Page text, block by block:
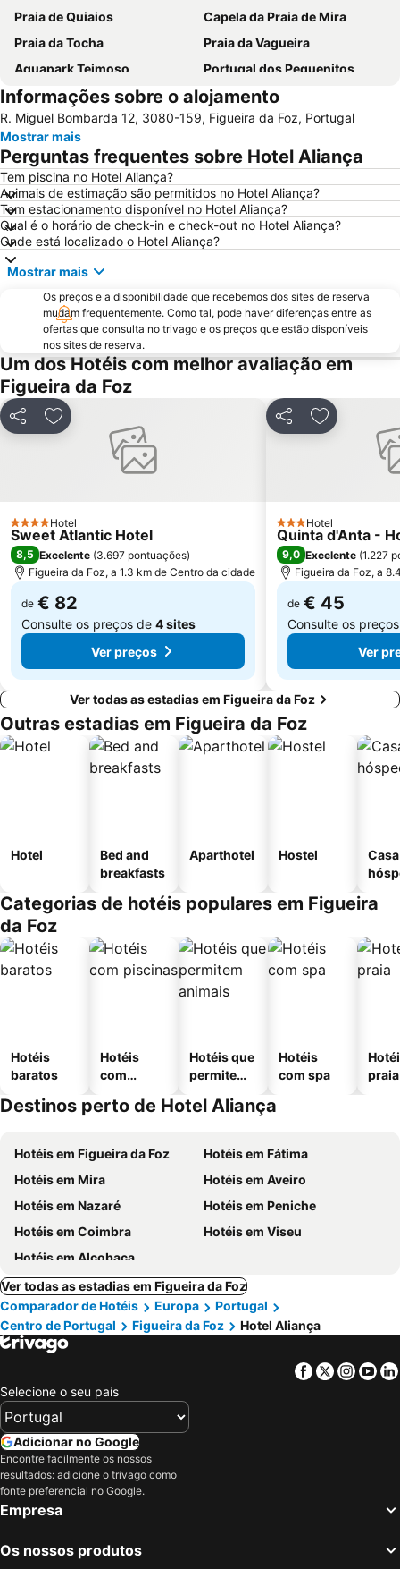
Praia de Quiaios
Capela da Praia de Mira
Praia da Tocha
Praia da Vagueira
Aquapark Teimoso
Portugal dos Pequenitos
Praia do Areão
Relógio Beach
Praia do Cabedelo
Praia de São Pedro de Moel
Mata do Buçaco
Praia Fluvial dos Olhos da Fervença
Estádio Municipal de Leiria
Museu Militar do Buçaco
Universidade de Coimbra
Cova Gala Beach
Osso da Baleia
Baixa de Coimbra
Figueira
Praia da Costa de Lavos
Gafanha da Boa Hora Beach
Estádio Cidade de Coimbra
Praia da Claridade
Parque Aquático Vaga Splash
Praia da Leirosa
Praça da República
Ruínas de Conímbriga
Estação de Comboios de Coimbra A
Lagoa da Barrinha de Mira
Convento Santa Cruz do Buçaco
Parque Vale do Ribeiro de São Pedro de Moel
Praia da Tamargueira
Praia Fluvial de Palheiros e Zorro
Complexo de Piscinas Rui Abreu
Museu Casal de Monte Redondo
Estádio Universitário de Coimbra
Poço da Cruz Beach
Quinta Vale do Pousado
Informações sobre o alojamento
R. Miguel Bombarda 12, 3080-159, Figueira da Foz, Portugal
Mostrar mais
Perguntas frequentes sobre Hotel Aliança
Tem piscina no Hotel Aliança?
Animais de estimação são permitidos no Hotel Aliança?
Tem estacionamento disponível no Hotel Aliança?
Qual é o horário de check-in e check-out no Hotel Aliança?
Onde está localizado o Hotel Aliança?
Mostrar mais
Os preços e a disponibilidade que recebemos dos sites de reserva
mudam frequentemente. Como tal, pode haver diferenças entre as
ofertas que consulta no trivago e os preços que estão disponíveis
nos sites de reserva.
Um dos Hotéis com melhor avaliação em
Figueira da Foz
PartilharAdicionar aos favoritos
4 Estrelas
Hotel
Sweet Atlantic Hotel
8,5 Excelente (3.697 pontuações)
Figueira da Foz, a 1.3 km de Centro da cidade
de € 82
Consulte os preços de 4 sites
Ver preços
PartilharAdicionar
3 Estrelas
Hotel
Quinta d'Anta -
9,0 Excelente (1.227
Figueira da Foz, a
de € 45
Consulte os
Ver
Ver todas as estadias em Figueira da Foz
Outras estadias em Figueira da Foz
Hotel
Bed and
breakfasts
Aparthotel Hostel
Categorias de hotéis populares em Figueira
da Foz
Hotéis
baratos
Hotéis
com
Hotéis que
permitem
Hotéis
com spa
praia
Destinos perto de Hotel Aliança
Hotéis em Figueira da Foz
Hotéis em Fátima
Hotéis em Mira
Hotéis em Aveiro
Hotéis em Nazaré
Hotéis em Peniche
Hotéis em Coimbra
Hotéis em Viseu
Hotéis em Alcobaça
Ver todas as estadias em Figueira da Foz
Comparador de Hotéis
Europa
Portugal
Centro de Portugal
Figueira da Foz Hotel Aliança
Facebook
Twitter
Selecione o seu país
Adicionar no Google
Encontre facilmente os nossos
resultados: adicione o trivago como
fonte preferencial no Google.
Empresa
Os nossos produtos